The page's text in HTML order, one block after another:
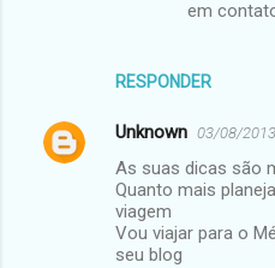
RESPONDER
em
Unknown 03/08/
As suas dicas são
Quanto mais
viagem
Vou viajar para o
seu blog